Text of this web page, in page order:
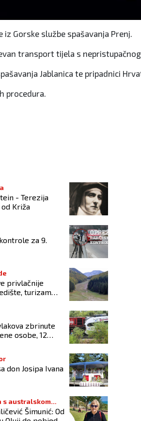
Gorske službe spašavanja Prenj.
transport tijela s
Jablanica te pripadnici
procedura.
- Terezija
Križa
za 9.
privlačnije
turizam
očuvanja
zbrinute
osobe, 12
liječenju
don Josipa Ivana
s australskom
Šimunić: Od